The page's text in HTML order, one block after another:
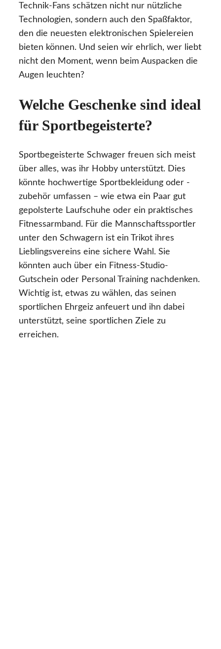
Technik-Fans schätzen nicht nur nützliche
Technologien, sondern auch den Spaßfaktor,
den die neuesten elektronischen Spielereien
bieten können. Und seien wir ehrlich, wer liebt
nicht den Moment, wenn beim Auspacken die
Augen leuchten?
Welche Geschenke sind ideal
für Sportbegeisterte?
Sportbegeisterte Schwager freuen sich meist
über alles, was ihr Hobby unterstützt. Dies
könnte hochwertige Sportbekleidung oder -
zubehör umfassen – wie etwa ein Paar gut
gepolsterte Laufschuhe oder ein praktisches
Fitnessarmband. Für die Mannschaftssportler
unter den Schwagern ist ein Trikot ihres
Lieblingsvereins eine sichere Wahl. Sie
könnten auch über ein Fitness-Studio-
Gutschein oder Personal Training nachdenken.
Wichtig ist, etwas zu wählen, das seinen
sportlichen Ehrgeiz anfeuert und ihn dabei
unterstützt, seine sportlichen Ziele zu
erreichen.